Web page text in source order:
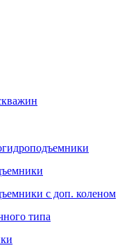
с доп. коленом
типа